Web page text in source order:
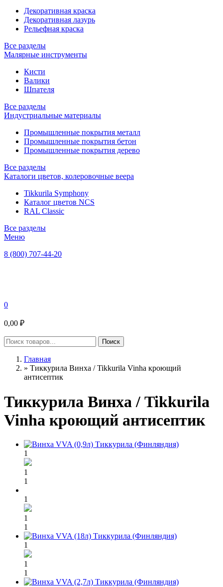
Декоративная краска
Декоративная лазурь
Рельефная краска
Все разделы
Малярные инструменты
Кисти
Валики
Шпателя
Все разделы
Индустриальные материалы
Промышленные покрытия металл
Промышленные покрытия бетон
Промышленные покрытия дерево
Все разделы
Каталоги цветов, колеровочные веера
Tikkurila Symphony
Каталог цветов NCS
RAL Classic
Все разделы
Меню
8 (800) 707-44-20
0
0,00 ₽
Главная
» Тиккурила Винха / Tikkurila Vinha кроющий
антисептик
Тиккурила Винха / Tikkurila
Vinha кроющий антисептик
1
1
1
1
1
1
1
1
1